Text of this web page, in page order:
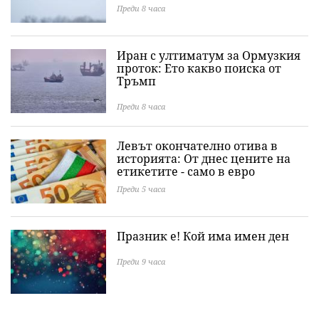
Преди 8 часа
Иран с ултиматум за Ормузкия
проток: Ето какво поиска от
Тръмп
Преди 8 часа
Левът окончателно отива в
историята: Oт днес цените на
етикетите - само в евро
Преди 5 часа
Празник е! Кой има имен ден
Преди 9 часа